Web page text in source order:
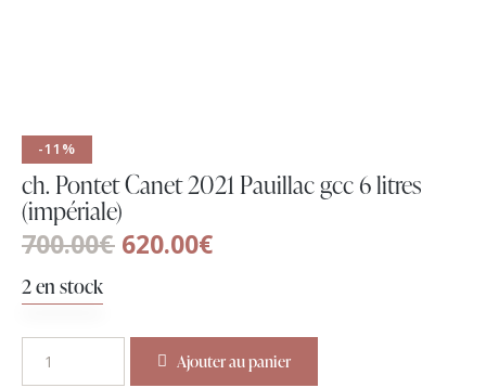
-11%
ch. Pontet Canet 2021 Pauillac gcc 6 litres
(impériale)
700.00€ 620.00€
2 en stock
Ajouter au panier